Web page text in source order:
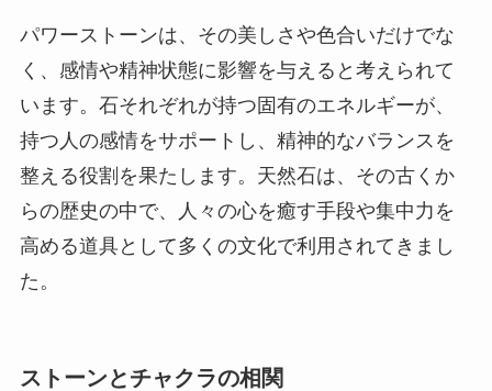
パワーストーンは、その美しさや色合いだけでな
く、感情や精神状態に影響を与えると考えられて
います。石それぞれが持つ固有のエネルギーが、
持つ人の感情をサポートし、精神的なバランスを
整える役割を果たします。天然石は、その古くか
らの歴史の中で、人々の心を癒す手段や集中力を
高める道具として多くの文化で利用されてきまし
た。
ストーンとチャクラの相関